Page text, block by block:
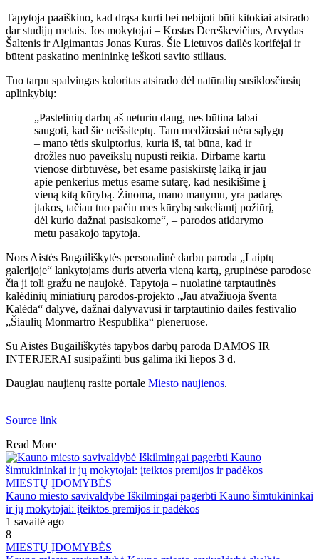
Tapytoja paaiškino, kad drąsa kurti bei nebijoti būti kitokiai atsirado
dar studijų metais. Jos mokytojai – Kostas Dereškevičius, Arvydas
Šaltenis ir Algimantas Jonas Kuras. Šie Lietuvos dailės korifėjai ir
būtent paskatino menininkę ieškoti savito stiliaus.
Tuo tarpu spalvingas koloritas atsirado dėl natūralių susiklosčiusių
aplinkybių:
„Pastelinių darbų aš neturiu daug, nes būtina labai
saugoti, kad šie neišsiteptų. Tam medžiosiai nėra sąlygų
– mano tėtis skulptorius, kuria iš, tai būna, kad ir
drožles nuo paveikslų nupūsti reikia. Dirbame kartu
vienose dirbtuvėse, bet esame pasiskirstę laiką ir jau
apie penkerius metus esame sutarę, kad nesikišime į
vieną kitą kūrybą. Žinoma, mano manymu, yra padaręs
įtakos, tačiau tuo pačiu mes kūrybą sukeliantį požiūrį,
dėl kurio dažnai pasisakome“, – parodos atidarymo
metu pasakojo tapytoja.
Nors Aistės Bugailiškytės personalinė darbų paroda „Laiptų
galerijoje“ lankytojams duris atveria vieną kartą, grupinėse parodose
čia ji toli gražu ne naujokė. Tapytoja – nuolatinė tarptautinės
kalėdinių miniatiūrų parodos-projekto „Jau atvažiuoja šventa
Kalėda“ dalyvė, dažnai dalyvavusi ir tarptautinio dailės festivalio
„Šiaulių Monmartro Respublika“ pleneruose.
Su Aistės Bugailiškytės tapybos darbų paroda DAMOS IR
INTERJERAI susipažinti bus galima iki liepos 3 d.
Daugiau naujienų rasite portale Miesto naujienos.
Source link
Read More
MIESTŲ ĮDOMYBĖS
Kauno miesto savivaldybė Iškilmingai pagerbti Kauno šimtukininkai
ir jų mokytojai: įteiktos premijos ir padėkos
1 savaitė ago
8
MIESTŲ ĮDOMYBĖS